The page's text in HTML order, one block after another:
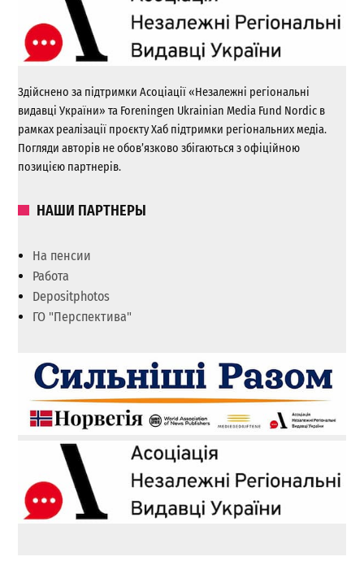
Здійснено за підтримки Асоціації «Незалежні регіональні
видавці України» та Foreningen Ukrainian Media Fund Nordic в
рамках реалізації проєкту Хаб підтримки регіональних медіа.
Погляди авторів не обов’язково збігаються з офіційною
позицією партнерів.
НАШИ ПАРТНЕРЫ
На пенсии
Работа
Depositphotos
ГО "Перспектива"